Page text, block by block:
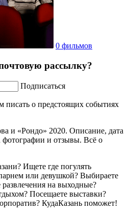
0 фильмов
рассылку?
Подписаться
писать о предстоящих событиях
и «Рондо» 2020. Описание, дата
и отзывы. Всё о
Ищете где погулять
или девушкой? Выбираете
на выходные?
Посещаете выставки?
КудаКазань поможет!